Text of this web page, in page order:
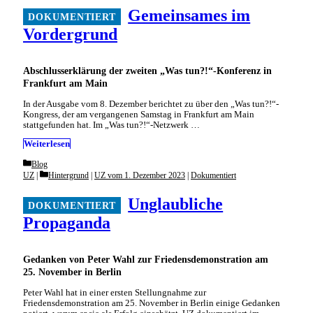
Abschlusserklärung der zweiten „Was tun?!“-Konferenz in
Frankfurt am Main
Gemeinsames im
Vordergrund
In der Ausgabe vom 8. Dezember berichtet zu über den „Was tun?!“-
Kongress, der am vergangenen Samstag in Frankfurt am Main
stattgefunden hat. Im „Was tun?!“-Netzwerk …
Weiterlesen
Categories
Blog
Gedanken von Peter Wahl zur Friedensdemonstration am
25. November in Berlin
Unglaubliche
Propaganda
UZ Categories
Hintergrund UZ vom 1. Dezember 2023 Dokumentiert
Peter Wahl hat in einer ersten Stellungnahme zur
Friedensdemonstration am 25. November in Berlin einige Gedanken